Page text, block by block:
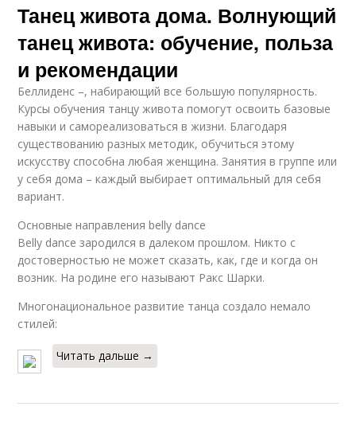
Танец живота дома. Волнующий
танец живота: обучение, польза
и рекомендации
Беллиденс –, набирающий все большую популярность.
Курсы обучения танцу живота помогут освоить базовые
навыки и самореализоваться в жизни. Благодаря
существованию разных методик, обучиться этому
искусству способна любая женщина. Занятия в группе или
у себя дома – каждый выбирает оптимальный для себя
вариант.
Основные направления belly dance
Belly dance зародился в далеком прошлом. Никто с
достоверностью не может сказать, как, где и когда он
возник. На родине его называют Ракс Шарки.
Многонациональное развитие танца создало немало
стилей:
Читать дальше →